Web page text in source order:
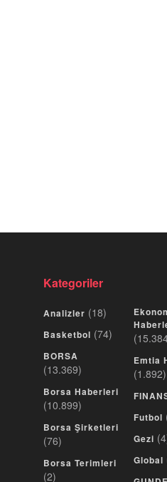
Kategoriler
Analizler (18)
Basketbol (74)
BORSA
(13.369)
Borsa Haberleri
(10.899)
Borsa Şirketleri
(76)
Borsa Terimleri
(2)
Emtia
(1.892)
Futbol
Gezi
Global